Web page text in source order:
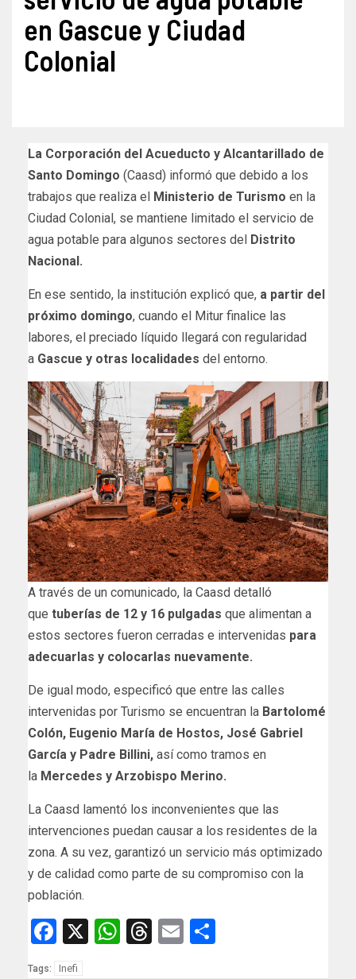
en Gascue y Ciudad
Colonial
La Corporación del Acueducto y Alcantarillado de
Santo Domingo (Caasd) informó que debido a los
trabajos que realiza el
Ministerio de Turismo en la
Ciudad Colonial, se mantiene limitado el servicio de
agua potable para algunos sectores del
Distrito
Nacional.
En ese sentido, la institución explicó que, a partir del
próximo domingo, cuando el Mitur finalice las
labores, el preciado líquido llegará con regularidad
a Gascue y otras localidades del entorno.
A través de un comunicado, la Caasd detalló
que tuberías de 12 y 16 pulgadas que alimentan a
estos sectores fueron cerradas e intervenidas para
adecuarlas y colocarlas nuevamente.
De igual modo, especificó que entre las calles
intervenidas por Turismo se encuentran la Bartolomé
Colón, Eugenio María de Hostos, José Gabriel
García y Padre Billini, así como tramos en
la Mercedes y Arzobispo Merino.
La Caasd lamentó los inconvenientes que las
intervenciones puedan causar a los residentes de la
zona. A su vez, garantizó un servicio más optimizado
y de calidad como parte de su compromiso con la
población.
Facebook
X WhatsApp
Threads
Email
Tags:
Inefi